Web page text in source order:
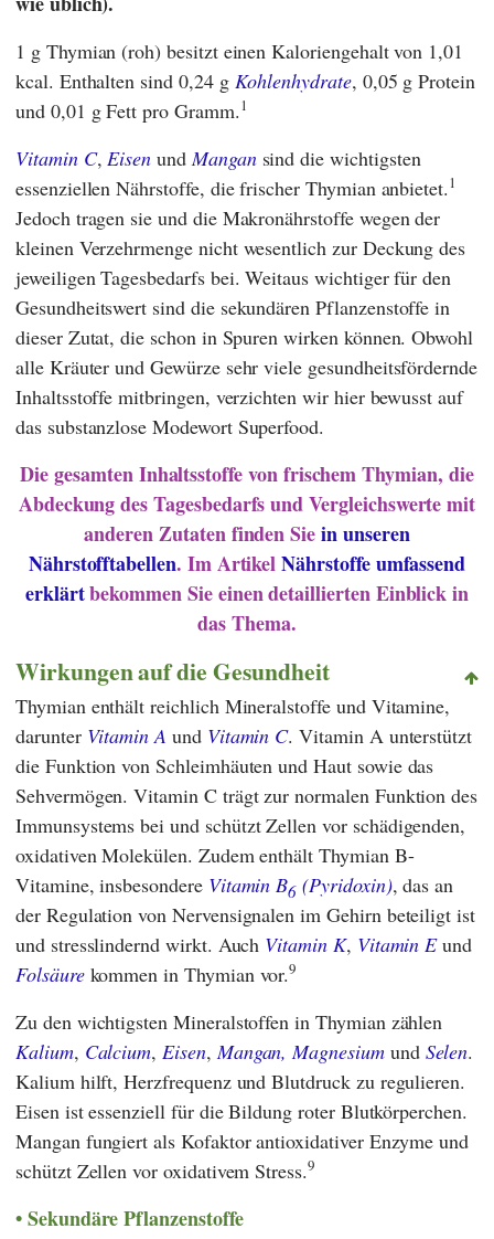
1 g Thymian (roh) besitzt einen Kaloriengehalt von 1,01
kcal. Enthalten sind 0,24 g Kohlenhydrate, 0,05 g Protein
und 0,01 g Fett pro Gramm.1
Vitamin C,Eisen und Mangansind die wichtigsten
essenziellen Nährstoffe, die frischer Thymian anbietet.1
Jedoch tragen sie und die Makronährstoffe wegen der
kleinen Verzehrmenge nicht wesentlich zur Deckung des
jeweiligen Tagesbedarfs bei. Weitaus wichtiger für den
Gesundheitswert sind die sekundären Pflanzenstoffe in
dieser Zutat, die schon in Spuren wirken können. Obwohl
alle Kräuter und Gewürze sehr viele gesundheitsfördernde
Inhaltsstoffe mitbringen, verzichten wir hier bewusst auf
das substanzlose Modewort Superfood.
Die gesamten Inhaltsstoffe von frischem Thymian, die
Abdeckung des Tagesbedarfs und Vergleichswerte mit
anderen Zutaten finden Siein unseren
Nährstofftabellen. Im ArtikelNährstoffe umfassend
erklärtbekommen Sie einen detaillierten Einblick in
das Thema.
Wirkungen auf die Gesundheit
Thymian enthält reichlich Mineralstoffe und Vitamine,
darunter Vitamin A und Vitamin C. Vitamin A unterstützt
die Funktion von Schleimhäuten und Haut sowie das
Sehvermögen. Vitamin C trägt zur normalen Funktion des
Immunsystems bei und schützt Zellen vor schädigenden,
oxidativen Molekülen. Zudem enthält Thymian B-
Vitamine, insbesondere Vitamin B6 (Pyridoxin), das an
der Regulation von Nervensignalen im Gehirn beteiligt ist
und stresslindernd wirkt. Auch Vitamin K, Vitamin Eund
Folsäurekommen in Thymian vor.9
Zu den wichtigsten Mineralstoffen in Thymian zählen
Kalium, Calcium,Eisen,Mangan, Magnesiumund Selen.
Kalium hilft, Herzfrequenz und Blutdruck zu regulieren.
Eisen ist essenziell für die Bildung roter Blutkörperchen.
Mangan fungiert als Kofaktor antioxidativer Enzyme und
schützt Zellen vor oxidativem Stress.9
Sekundäre Pflanzenstoffe